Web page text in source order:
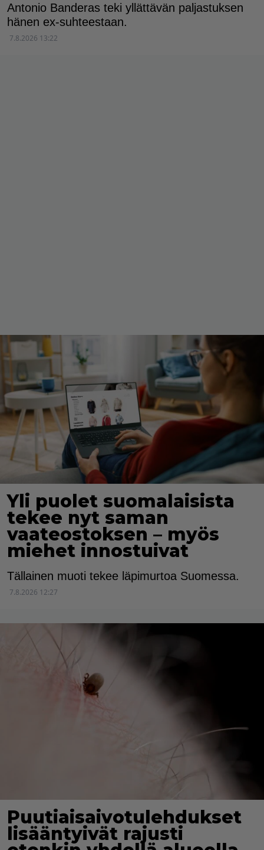
Antonio Banderas teki yllättävän paljastuksen
hänen ex-suhteestaan.
7.8.2026 13:22
Yli puolet suomalaisista
tekee nyt saman
vaateostoksen – myös
miehet innostuivat
Tällainen muoti tekee läpimurtoa Suomessa.
7.8.2026 12:27
Puutiaisaivotulehdukset
lisääntyivät rajusti